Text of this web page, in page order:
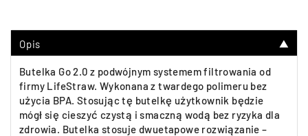
Opis ▼
Butelka Go 2.0 z podwójnym systemem filtrowania od
firmy LifeStraw. Wykonana z twardego polimeru bez
użycia BPA. Stosując tę butelkę użytkownik będzie
mógł się cieszyć czystą i smaczną wodą bez ryzyka dla
zdrowia. Butelka stosuje dwuetapowe rozwiązanie –